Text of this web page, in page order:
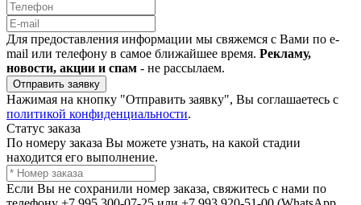
Для предоставления информации мы свяжемся с Вами по e-
mail или телефону в самое ближайшее время. Рекламу,
новости, акции и спам - не рассылаем.
Отправить заявку
Нажимая на кнопку "Отправить заявку", Вы соглашаетесь с
политикой конфиденциальности.
Статус заказа
По номеру заказа Вы можете узнать, на какой стадии
находится его выполнение.
Если Вы не сохранили номер заказа, свяжитесь с нами по